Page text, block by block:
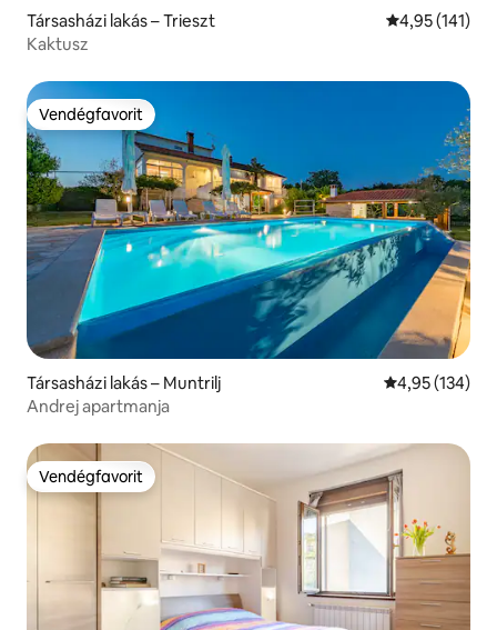
Társasházi lakás – Trieszt Átlagos
4,95 (141)
Kaktusz
Vendégfavorit
Vendégfavorit
Társasházi lakás – Muntrilj Átlagos
4,95 (134)
Andrej apartmanja
Vendégfavorit
Vendégfavorit